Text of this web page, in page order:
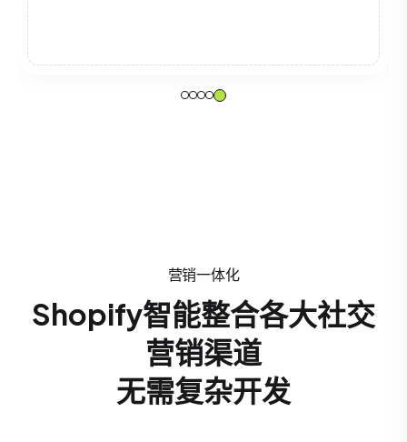
营销一体化
Shopify智能整合各大社交
营销渠道
无需复杂开发